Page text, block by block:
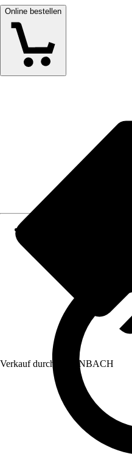
Online bestellen
Verkauf durch: HORNBACH